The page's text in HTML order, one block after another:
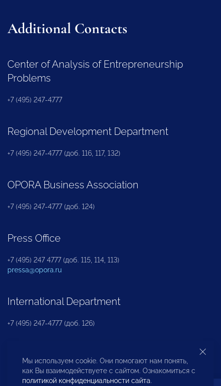
Additional Contacts
Center of Analysis of Entrepreneurship
Problems
+7 (495) 247-4777
Regional Development Department
+7 (495) 247-4777 (доб. 116, 117, 132)
OPORA Business Association
+7 (495) 247-4777 (доб. 124)
Press Office
+7 (495) 247 4777 (доб. 115, 114, 113)
pressa@opora.ru
International Department
+7 (495) 247-4777 (доб. 126)
Business and Investment Rights Protection
Department
Мы используем cookie. Они помогают нам понять,
как Вы взаимодействуете с сайтом. Ознакомиться с
политикой конфиденциальности сайта.